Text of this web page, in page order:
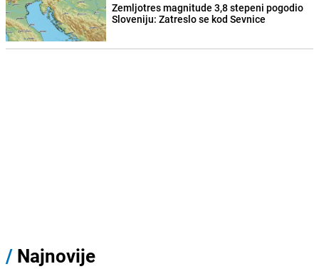
Zemljotres magnitude 3,8 stepeni pogodio
Sloveniju: Zatreslo se kod Sevnice
/ Najnovije